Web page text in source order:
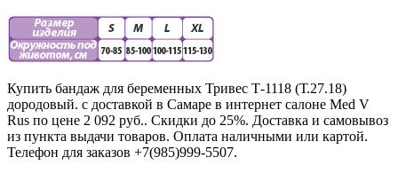
Купить бандаж для беременных Тривес Т-1118 (Т.27.18)
дородовый. с доставкой в Самаре в интернет салоне Med V
Rus по цене 2 092 руб.. Скидки до 25%. Доставка и самовывоз
из пункта выдачи товаров. Оплата наличными или картой.
Телефон для заказов +7(985)999-5507.